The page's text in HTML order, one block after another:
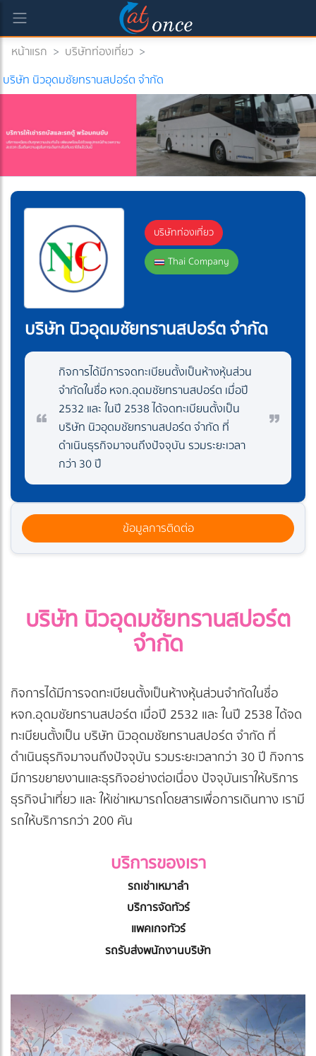
หน้าแรก > บริษัทท่องเที่ยว >
บริษัท นิวอุดมชัยทรานสปอร์ต จำกัด
บริษัทท่องเที่ยว
Thai Company
บริษัท นิวอุดมชัยทรานสปอร์ต จำกัด
กิจการได้มีการจดทะเบียนตั้งเป็นห้างหุ้นส่วน
จำกัดในชื่อ หจก.อุดมชัยทรานสปอร์ต เมื่อปี
2532 และ ในปี 2538 ได้จดทะเบียนตั้งเป็น
บริษัท นิวอุดมชัยทรานสปอร์ต จำกัด ที่
ดำเนินธุรกิจมาจนถึงปัจจุบัน รวมระยะเวลา
กว่า 30 ปี
ข้อมูลการติดต่อ
บริษัท นิวอุดมชัยทรานสปอร์ต
จำกัด
กิจการได้มีการจดทะเบียนตั้งเป็นห้างหุ้นส่วนจำกัดในชื่อ
หจก.อุดมชัยทรานสปอร์ต เมื่อปี 2532 และ ในปี 2538 ได้จด
ทะเบียนตั้งเป็น บริษัท นิวอุดมชัยทรานสปอร์ต จำกัด ที่
ดำเนินธุรกิจมาจนถึงปัจจุบัน รวมระยะเวลากว่า 30 ปี กิจการ
มีการขยายงานและธุรกิจอย่างต่อเนื่อง ปัจจุบันเราให้บริการ
ธุรกิจนำเที่ยว และ ให้เช่าเหมารถโดยสารเพื่อการเดินทาง เรามี
รถให้บริการกว่า 200 คัน
บริการของเรา
รถเช่าเหมาลำ
บริการจัดทัวร์
แพคเกจทัวร์
รถรับส่งพนักงานบริษัท